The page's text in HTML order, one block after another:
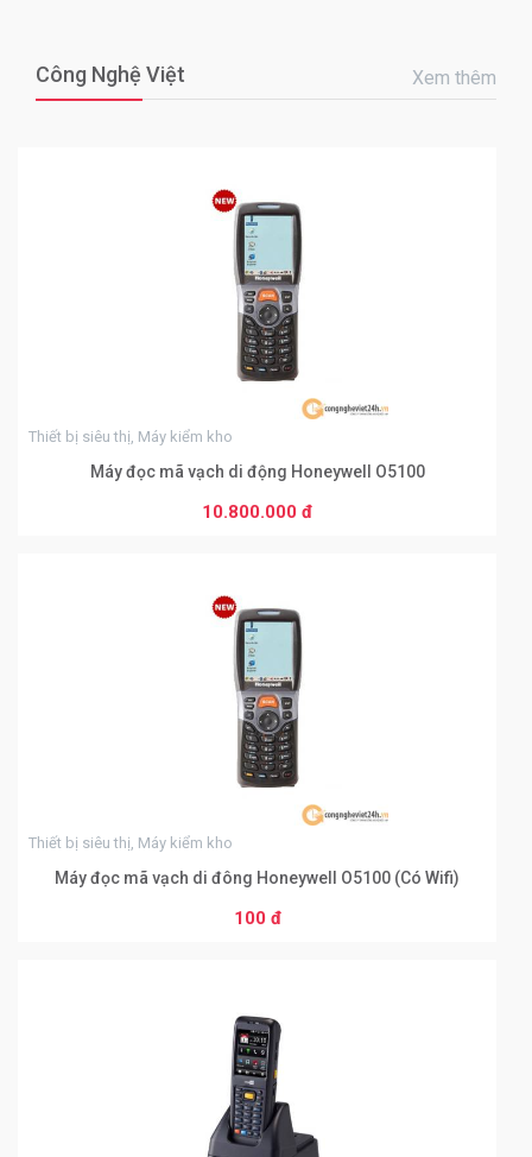
Công Nghệ Việt Xem thêm
Thiết bị siêu thị, Máy kiểm kho
Máy đọc mã vạch di động Honeywell O5100
10.800.000 đ
0
THÊM VÀO GIỎ HÀNG
Thiết bị siêu thị, Máy kiểm kho
Máy đọc mã vạch di đông Honeywell O5100 (Có Wifi)
100 đ
0
THÊM VÀO GIỎ HÀNG
0